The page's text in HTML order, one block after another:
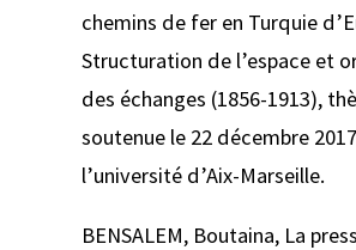
chemins de fer en Turquie
Structuration de l’espace et
des échanges (1856-1913),
soutenue le 22 décembre
l’université d’Aix-Marseille.
BENSALEM, Boutaina, La